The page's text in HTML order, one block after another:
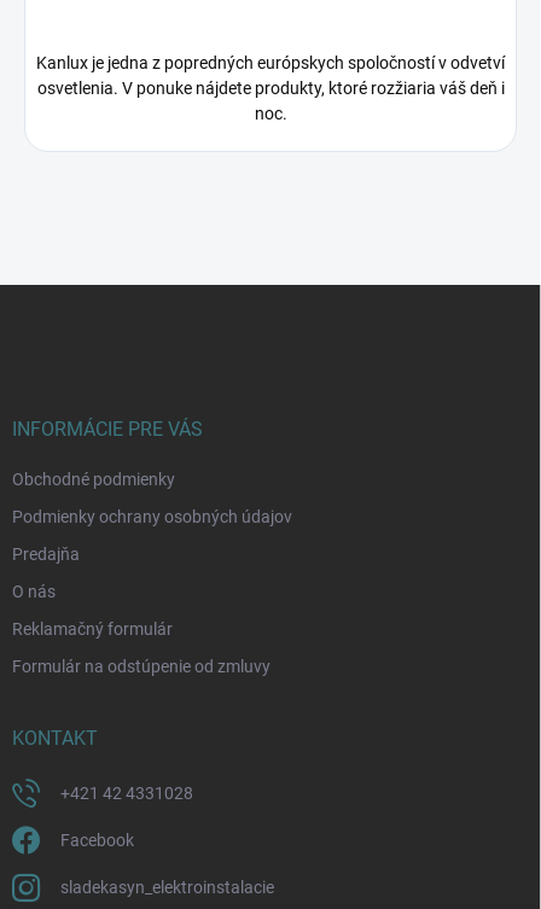
Kanlux je jedna z popredných európskych spoločností v odvetví
osvetlenia. V ponuke nájdete produkty, ktoré rozžiaria váš deň i
noc.
INFORMÁCIE PRE VÁS
Obchodné podmienky
Podmienky ochrany osobných údajov
Predajňa
O nás
Reklamačný formulár
Formulár na odstúpenie od zmluvy
KONTAKT
+421 42 4331028
Facebook
sladekasyn_elektroinstalacie